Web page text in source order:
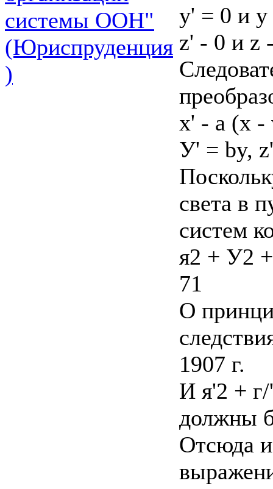
системы ООН"
(Юриспруденция
)
у' = 0 и
z' - 0 и z
х' - а (х -
У' = by,
света в
систем
я2 + У2
71
О
1907 г.
И я'2 +
должны
Отсюда